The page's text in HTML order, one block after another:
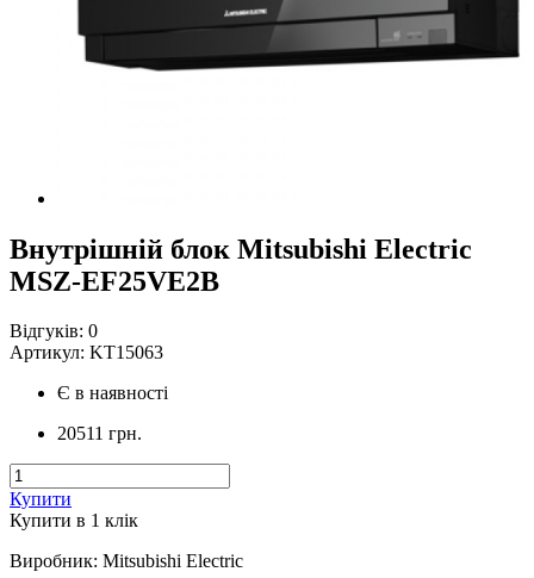
Внутрішній блок Mitsubishi Electric
MSZ-EF25VE2B
Відгуків: 0
Артикул: KT15063
Є в наявності
20511 грн.
Купити
Купити в 1 клiк
Виробник: Mitsubishi Electric